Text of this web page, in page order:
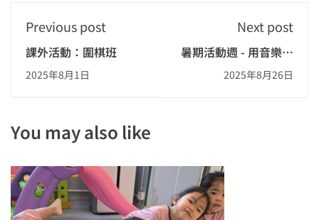
Previous post
課外活動：圍棋班
2025年8月1日
Next post
暑期活動週 - 用音樂說
故事
2025年8月26日
You may also like